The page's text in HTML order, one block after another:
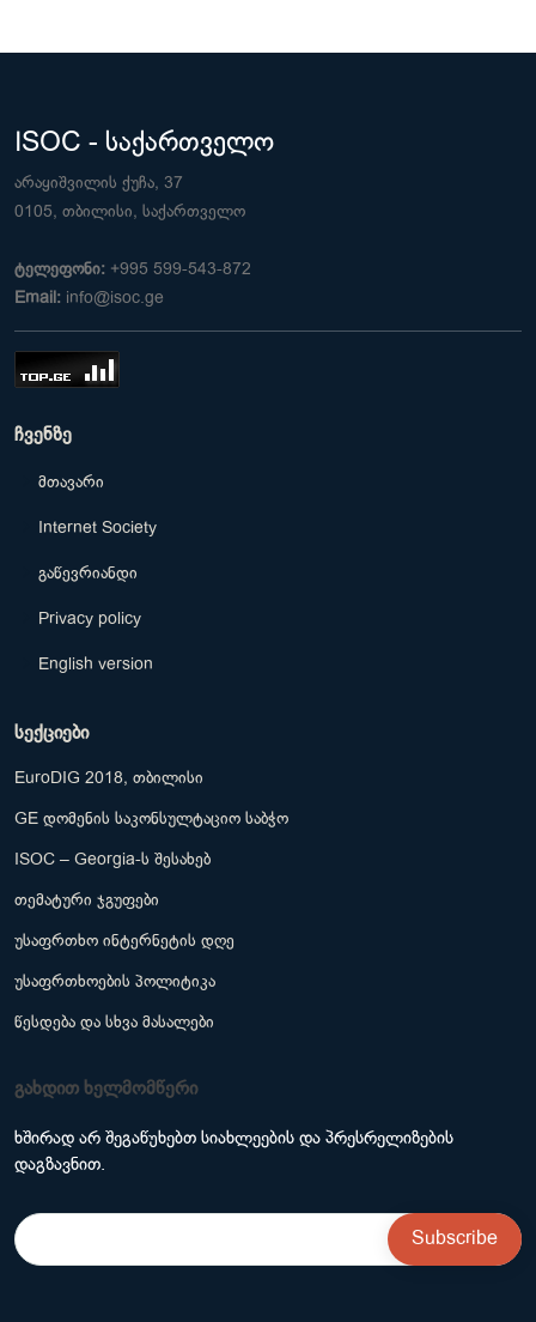
ISOC - საქართველო
არაყიშვილის ქუჩა, 37
0105, თბილისი, საქართველო
ტელეფონი: +995 599-543-872
Email: info@isoc.ge
ჩვენზე
მთავარი
Internet Society
გაწევრიანდი
Privacy policy
English version
სექციები
EuroDIG 2018, თბილისი
GE დომენის საკონსულტაციო საბჭო
ISOC – Georgia-ს შესახებ
თემატური ჯგუფები
უსაფრთხო ინტერნეტის დღე
უსაფრთხოების პოლიტიკა
წესდება და სხვა მასალები
გახდით ხელმომწერი
ხშირად არ შეგაწუხებთ სიახლეების და პრესრელიზების
დაგზავნით.